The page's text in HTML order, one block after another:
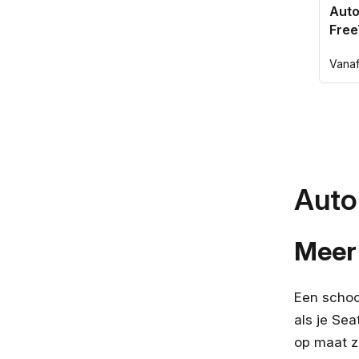
prijs
Vanaf
Een
als je
op maat